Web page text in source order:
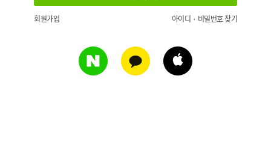
회원가입 아이디 · 비밀번호 찾기